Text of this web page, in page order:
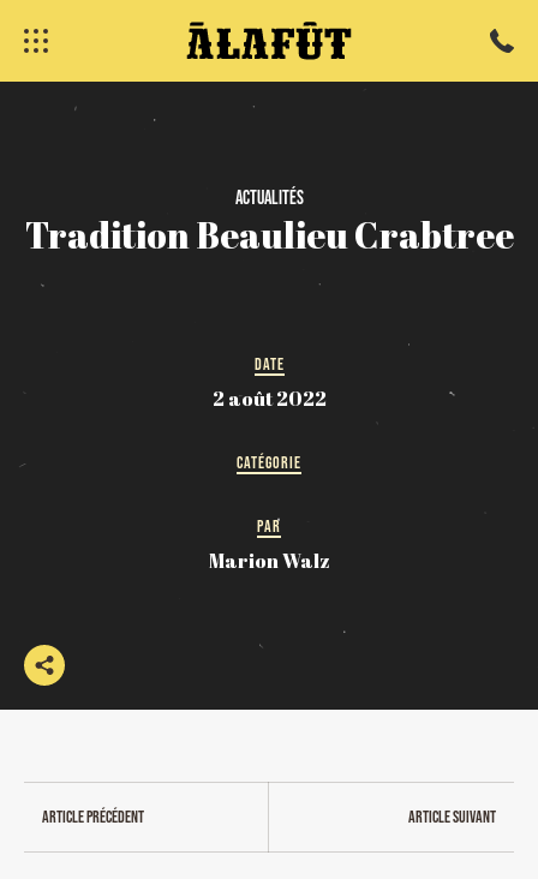
Actualités
TraditionBeaulieuCrabtree
DATE
2 août 2022
CATÉGORIE
PAR
Marion Walz
Article précédent Article suivant